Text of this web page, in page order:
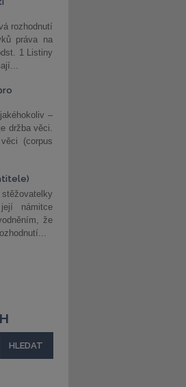
rozhodnutí
práva na
1 Listiny
–
držba věci.
(corpus
námitce
že